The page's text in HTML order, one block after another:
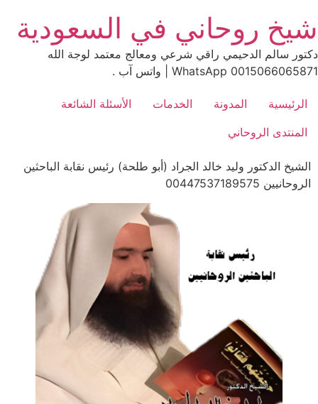
to
content
شيخ روحاني في السعودية
دكتور سالم الدحيمي راقي شرعي ومعالج معتمد لوجة الله
0015066065871 WhatsApp | واتس آب .
الرئيسية المدونة الخدمات
الأسئلة الشائعة
المنتدى الروحاني
الشيخ الدكتور وليد خالد الجراد (أبو طلحة) رئيس نقابة الباحثين
الروحانيين 00447537189575